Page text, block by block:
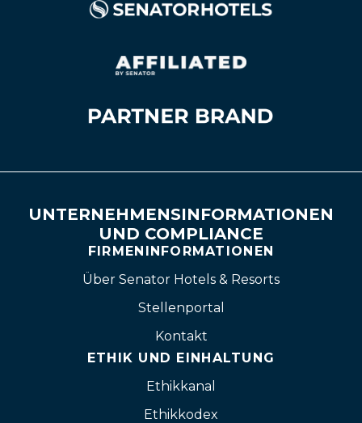
UNTERNEHMENSINFORMATIONEN
UND COMPLIANCE
FIRMENINFORMATIONEN
Über Senator Hotels & Resorts
Stellenportal
Kontakt
ETHIK UND EINHALTUNG
Ethikkanal
Ethikkodex